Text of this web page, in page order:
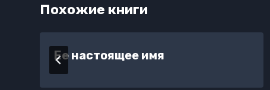
Похожие книги
Ее настоящее имя